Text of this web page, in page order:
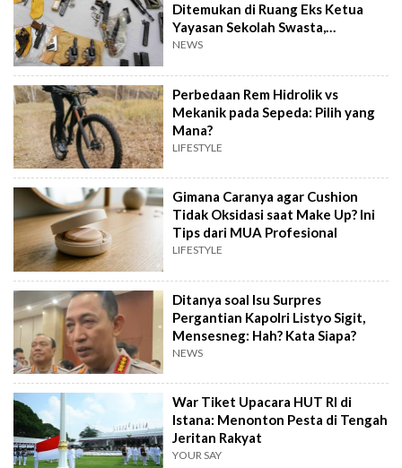
Ditemukan di Ruang Eks Ketua
Yayasan Sekolah Swasta,
Pengelola Buka Suara
NEWS
Perbedaan Rem Hidrolik vs
Mekanik pada Sepeda: Pilih yang
Mana?
LIFESTYLE
Gimana Caranya agar Cushion
Tidak Oksidasi saat Make Up? Ini
Tips dari MUA Profesional
LIFESTYLE
Ditanya soal Isu Surpres
Pergantian Kapolri Listyo Sigit,
Mensesneg: Hah? Kata Siapa?
NEWS
War Tiket Upacara HUT RI di
Istana: Menonton Pesta di Tengah
Jeritan Rakyat
YOUR SAY